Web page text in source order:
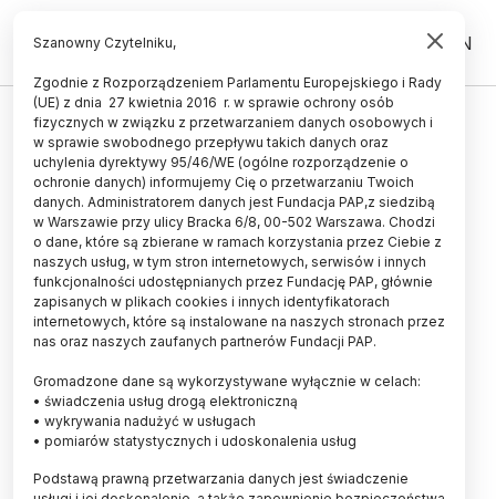
PL EN
Smak pleśni to nasz wewnętrzny
sygnał ostrzegawczy/XIII Festiwal
Nauki w Krakowie
21.05.2013
aktualizacja: 21.05.2013
3 minuty czytania
Szanowny Czytelniku,
Zgodnie z Rozporządzeniem Parlamentu Europejskiego i Rady
(UE) z dnia 27 kwietnia 2016 r. w sprawie ochrony osób
fizycznych w związku z przetwarzaniem danych osobowych i
w sprawie swobodnego przepływu takich danych oraz
uchylenia dyrektywy 95/46/WE (ogólne rozporządzenie o
ochronie danych) informujemy Cię o przetwarzaniu Twoich
danych. Administratorem danych jest Fundacja PAP,z siedzibą
w Warszawie przy ulicy Bracka 6/8, 00-502 Warszawa. Chodzi
o dane, które są zbierane w ramach korzystania przez Ciebie z
naszych usług, w tym stron internetowych, serwisów i innych
funkcjonalności udostępnianych przez Fundację PAP, głównie
zapisanych w plikach cookies i innych identyfikatorach
internetowych, które są instalowane na naszych stronach przez
nas oraz naszych zaufanych partnerów Fundacji PAP.
Gromadzone dane są wykorzystywane wyłącznie w celach:
• świadczenia usług drogą elektroniczną
• wykrywania nadużyć w usługach
• pomiarów statystycznych i udoskonalenia usług
Podstawą prawną przetwarzania danych jest świadczenie